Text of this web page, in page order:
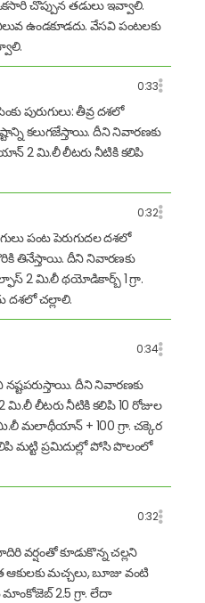
చొప్పున తడులు ఇవ్వాలి.
ఉండకూడదు. వేసవి పంటలకు
0:33
పురుగులు: తీవ్ర దశలో
కలుగజేస్తాయి. దీని నివారణకు
2 మి.లీ లీటరు నీటికి కలిపి
0:32
పంట పెరుగుదల దశలో
తినేస్తాయి. దీని నివారణకు
2 మి.లీ థయోడికార్బ్ 1 గ్రా.
దశలో చల్లాలి.
0:34
దీని నివారణకు
లీటరు నీటికి కలిపి 10 రోజుల
మలాథీయాన్ + 100 గ్రా. చక్కెర
మట్టి ప్రమిదుల్లో పోసి పొలంలో
0:32
వర్షంతో కూడుకొన్న చల్లని
మచ్చలు, బూజు వంటి
మాంకోజెబ్ 2.5 గ్రా. లేదా